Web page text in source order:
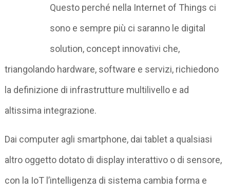
Questo perché nella Internet of Things ci
sono e sempre più ci saranno le digital
solution, concept innovativi che,
triangolando hardware, software e servizi, richiedono
la definizione di infrastrutture multilivello e ad
altissima integrazione.
Dai computer agli smartphone, dai tablet a qualsiasi
altro oggetto dotato di display interattivo o di sensore,
con la IoT l’intelligenza di sistema cambia forma e